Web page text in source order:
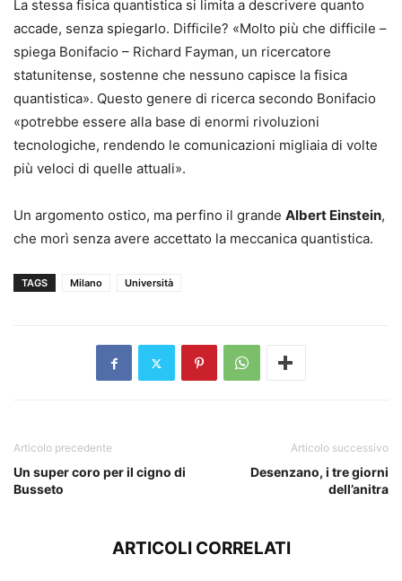
La stessa fisica quantistica si limita a descrivere quanto
accade, senza spiegarlo. Difficile? «Molto più che difficile –
spiega Bonifacio – Richard Fayman, un ricercatore
statunitense, sostenne che nessuno capisce la fisica
quantistica». Questo genere di ricerca secondo Bonifacio
«potrebbe essere alla base di enormi rivoluzioni
tecnologiche, rendendo le comunicazioni migliaia di volte
più veloci di quelle attuali».
Un argomento ostico, ma perfino il grande Albert Einstein,
che morì senza avere accettato la meccanica quantistica.
TAGS Milano Università
Articolo precedente
Un super coro per il cigno di
Busseto
Articolo successivo
Desenzano, i tre giorni
dell’anitra
ARTICOLI CORRELATI